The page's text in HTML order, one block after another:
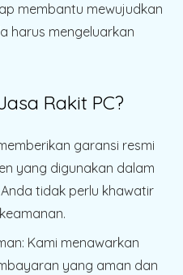
membantu mewujudkan
harus mengeluarkan
Rakit PC?
garansi resmi
yang digunakan dalam
tidak perlu khawatir
: Kami menawarkan
yang aman dan